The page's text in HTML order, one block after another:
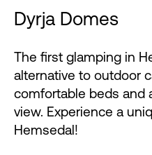
Dyrja Domes
The first glamping in
alternative to outdoor
comfortable beds and
view. Experience a
Hemsedal!